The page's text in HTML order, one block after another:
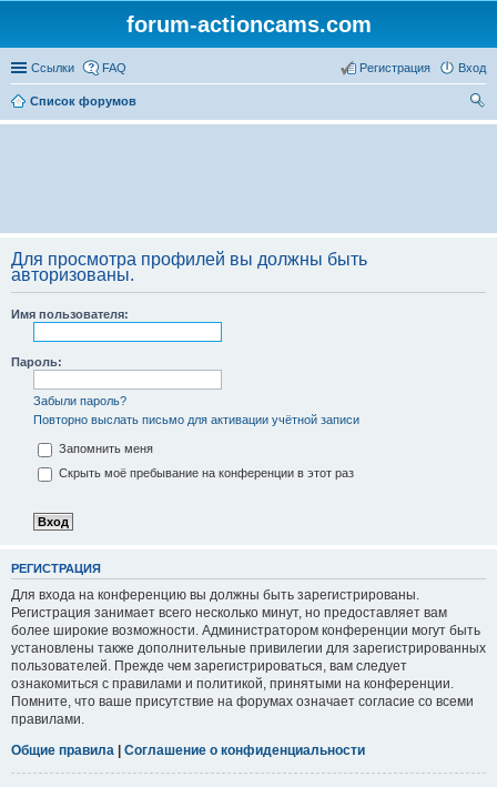
forum-actioncams.com
Ссылки FAQ Вход
Регистрация
Список форумов
ои
Для просмотра профилей вы должны быть
авторизованы.
Имя пользователя:
Пароль:
Забыли пароль?
Повторно выслать письмо для активации учётной записи
Запомнить меня
Скрыть моё пребывание на конференции в этот раз
РЕГИСТРАЦИЯ
Для входа на конференцию вы должны быть зарегистрированы.
Регистрация занимает всего несколько минут, но предоставляет вам
более широкие возможности. Администратором конференции могут быть
установлены также дополнительные привилегии для зарегистрированных
пользователей. Прежде чем зарегистрироваться, вам следует
ознакомиться с правилами и политикой, принятыми на конференции.
Помните, что ваше присутствие на форумах означает согласие со всеми
правилами.
Общие правила | Соглашение о конфиденциальности